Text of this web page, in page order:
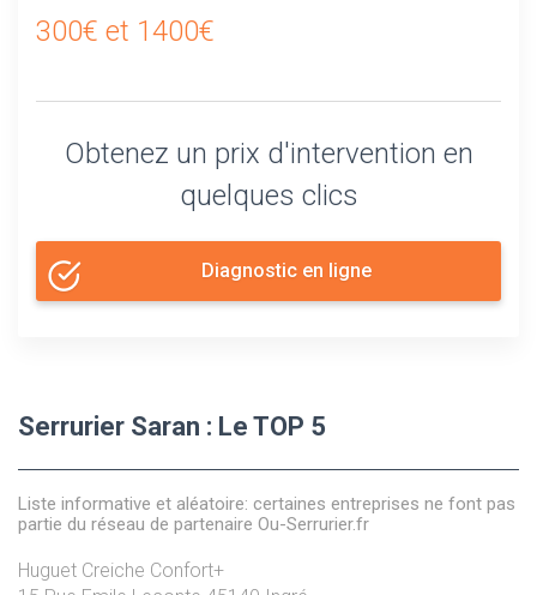
300€ et 1400€
Obtenez un prix d'intervention en
quelques clics
Diagnostic en ligne
Serrurier Saran : Le TOP 5
Liste informative et aléatoire: certaines entreprises ne font pas
partie du réseau de partenaire Ou-Serrurier.fr
Huguet Creiche Confort+